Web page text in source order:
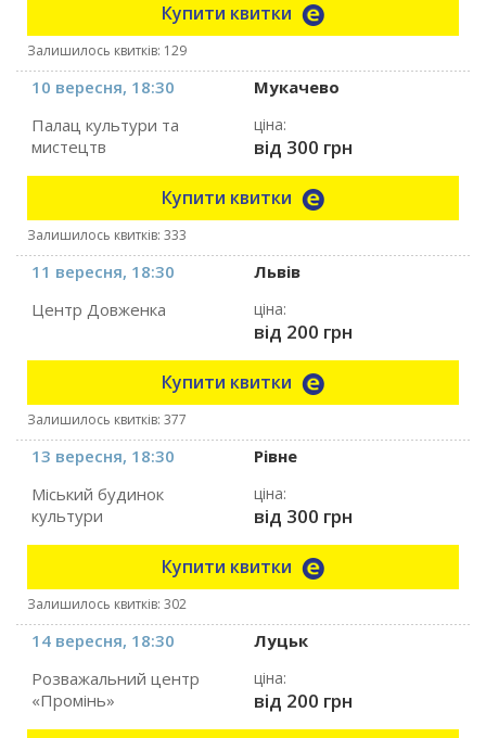
Купити квитки
Залишилось квитків: 129
10 вересня, 18:30
Мукачево
Палац культури та
мистецтв
ціна:
від 300 грн
Купити квитки
Залишилось квитків: 333
11 вересня, 18:30
Львів
Центр Довженка
ціна:
від 200 грн
Купити квитки
Залишилось квитків: 377
13 вересня, 18:30
Рівне
Міський будинок
культури
ціна:
від 300 грн
Купити квитки
Залишилось квитків: 302
14 вересня, 18:30
Луцьк
Розважальний центр
«Промінь»
ціна:
від 200 грн